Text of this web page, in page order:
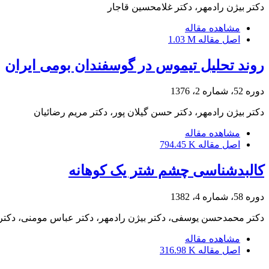
دکتر بیژن رادمهر، دکتر غلامحسین قاجار
مشاهده مقاله
اصل مقاله 1.03 M
روند تحلیل تیموس در گوسفندان بومی ایران
دوره 52، شماره 2، 1376
دکتر بیژن رادمهر، دکتر حسن گیلان پور، دکتر مریم رضائیان
مشاهده مقاله
اصل مقاله 794.45 K
کالبدشناسی چشم شتر یک کوهانه
دوره 58، شماره 4، 1382
دکتر محمدحسن یوسفی، دکتر بیژن رادمهر، دکتر عباس مومنی،
مشاهده مقاله
اصل مقاله 316.98 K